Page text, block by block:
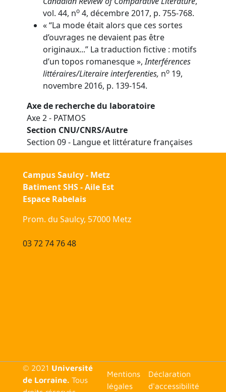
vol. 44, no4, décembre 2017, p. 755-768.
« “La mode était alors que ces sortes
d’ouvrages ne devaient pas être
originaux...” La traduction fictive : motifs
d’un topos romanesque »,Interférences
littéraires/Literaire interferenties, no19,
novembre 2016, p. 139-154.
Axe de recherche du laboratoire
Axe 2 - PATMOS
Section CNU/CNRS/Autre
Section 09 - Langue et littérature françaises
Campus Saulcy - Metz
Batiment SHS - Aile Est
Espace Rabelais
Prom. du Saulcy, 57000 Metz
03 72 74 76 48
© 2021 Université
de Lorraine.Tous
<none>
Mentions
légales
Déclaration
d'accessibilité